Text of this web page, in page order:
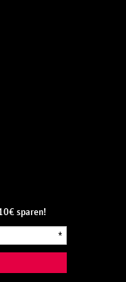
sparen!
*